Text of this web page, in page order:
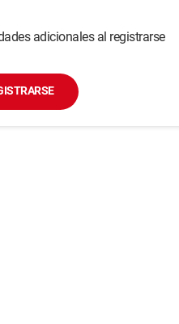
adicionales al registrarse